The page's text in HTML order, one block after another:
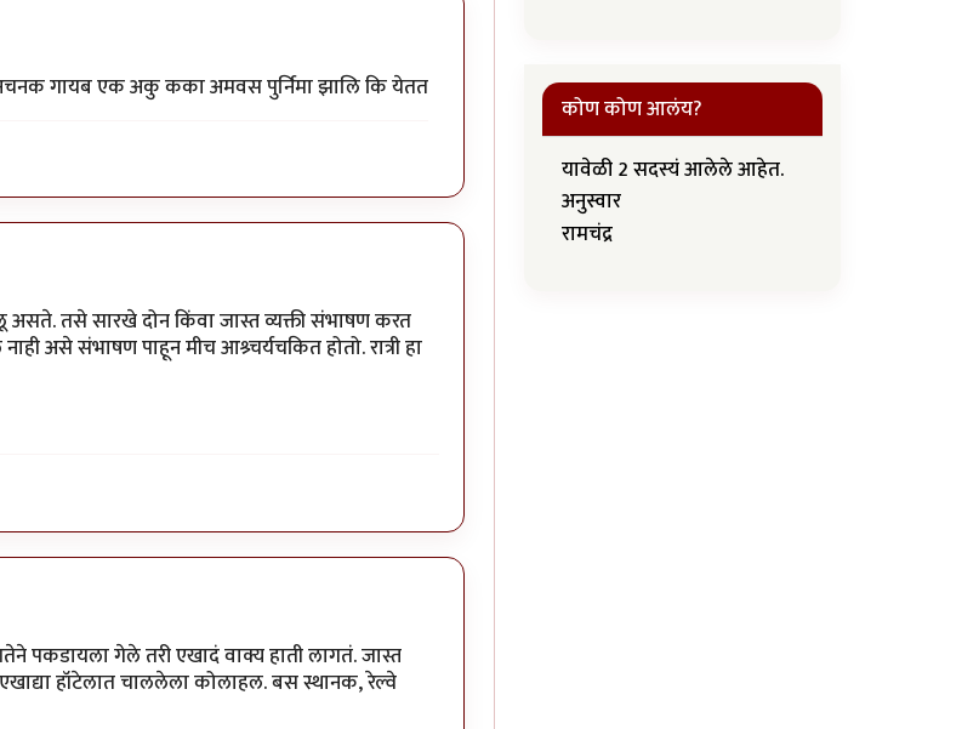
गायब एक अकु कका अमवस पुर्निमा झालि कि येतत
तसे सारखे दोन किंवा जास्त व्यक्ती संभाषण करत
असे संभाषण पाहून मीच आश्र्चर्यचकित होतो. रात्री हा
पकडायला गेले तरी एखादं वाक्य हाती लागतं. जास्त
हॉटेलात चाललेला कोलाहल. बस स्थानक, रेल्वे
कोण कोण आलंय?
यावेळी 2 सदस्यं आलेले आहेत.
अनुस्वार
रामचंद्र